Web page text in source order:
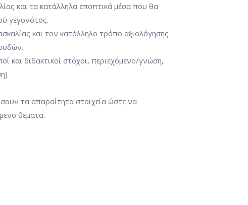
και τα κατάλληλα εποπτικά μέσα που θα
γεγονότος.
και τον κατάλληλο τρόπο αξιολόγησης
και διδακτικοί στόχοι, περιεχόμενο/γνώση,
τα απαραίτητα στοιχεία ώστε να
θέματα.